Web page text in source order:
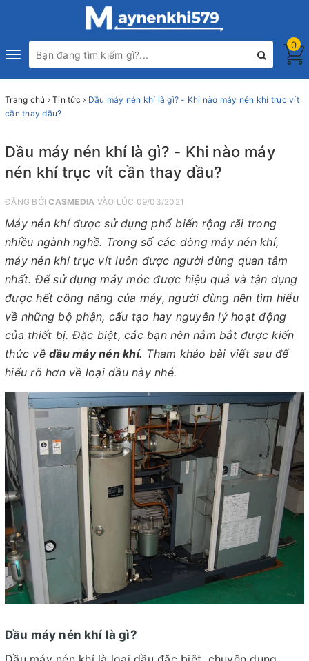
Toggle
0
Trang chủ Tin tức
Dầu máy nén khí là gì? - Khi nào máy nén khí trục vít
cần thay dầu?
Dầu máy nén khí là gì? - Khi nào máy
nén khí trục vít cần thay dầu?
ĐĂNG BỞICASMEDIA VÀO LÚC 09/03/2021
Máy nén khí được sử dụng phổ biến rộng rãi trong
nhiều ngành nghề. Trong số các dòng máy nén khí,
máy nén khí trục vít luôn được người dùng quan tâm
nhất. Để sử dụng máy móc được hiệu quả và tận dụng
được hết công năng của máy, người dùng nên tìm hiểu
về những bộ phận, cấu tạo hay nguyên lý hoạt động
của thiết bị. Đặc biệt, các bạn nên nắm bắt được kiến
thức về dầu máy nén khí. Tham khảo bài viết sau để
hiểu rõ hơn về loại dầu này nhé.
Dầu máy nén khí là gì?